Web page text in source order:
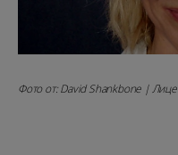
Фото от: David Shankbone |